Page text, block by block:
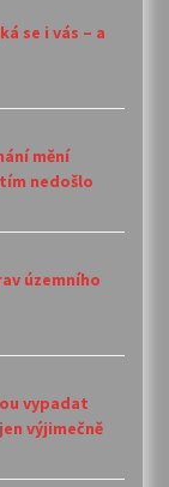
se i vás – a
mění
nedošlo
územního
vypadat
výjimečně